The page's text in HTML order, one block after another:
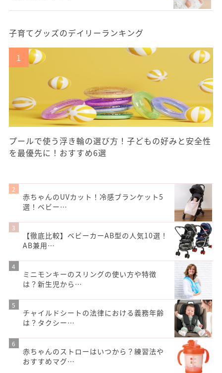
子育てグッズのデイリーランキング
プールで使う浮き輪の選び方！子どもの好みと安全性
を最優先に！おすすめ6選
赤ちゃんのUVカット！冷感ブランケット5
選！ベビー…
【徹底比較】ベビーカーAB型の人気10選！
AB兼用…
ミニモンキーのスリングの使い方や特徴
は？新生児から…
チャイルドシートの法律における義務年齢
は？タクシー…
赤ちゃんのストローはいつから？練習法や
おすすめマグ…